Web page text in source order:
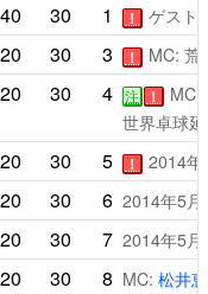
30 1 ！ ゲスト:
30 3 ！ MC:
30 4 注 ！
MC:
世界卓球
30 5 ！ 2014
30 6 2014年5
30 7 2014年5
30 8 MC: 松井